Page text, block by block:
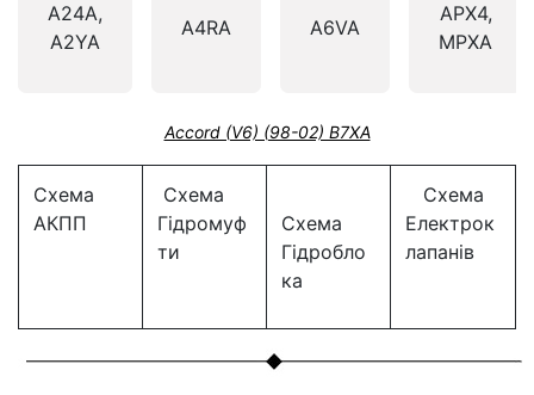
A24A,
A2YA
A4RA A6VA
APX4,
MPXA
Accord (V6) (98-02) B7XA
Схема
АКПП
Схема
Гідромуф
ти
Схема
Гідробло
ка
Схема
Електрок
лапанів